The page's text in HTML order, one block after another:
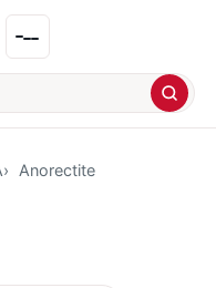
Anorectite